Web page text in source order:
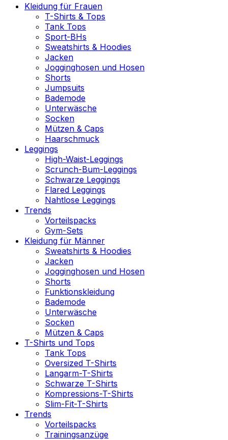
Kleidung für Frauen
T-Shirts & Tops
Tank Tops
Sport-BHs
Sweatshirts & Hoodies
Jacken
Jogginghosen und Hosen
Shorts
Jumpsuits
Bademode
Unterwäsche
Socken
Mützen & Caps
Haarschmuck
Leggings
High-Waist-Leggings
Scrunch-Bum-Leggings
Schwarze Leggings
Flared Leggings
Nahtlose Leggings
Trends
Vorteilspacks
Gym-Sets
Kleidung für Männer
Sweatshirts & Hoodies
Jacken
Jogginghosen und Hosen
Shorts
Funktionskleidung
Bademode
Unterwäsche
Socken
Mützen & Caps
T-Shirts und Tops
Tank Tops
Oversized T-Shirts
Langarm-T-Shirts
Schwarze T-Shirts
Kompressions-T-Shirts
Slim-Fit-T-Shirts
Trends
Vorteilspacks
Trainingsanzüge